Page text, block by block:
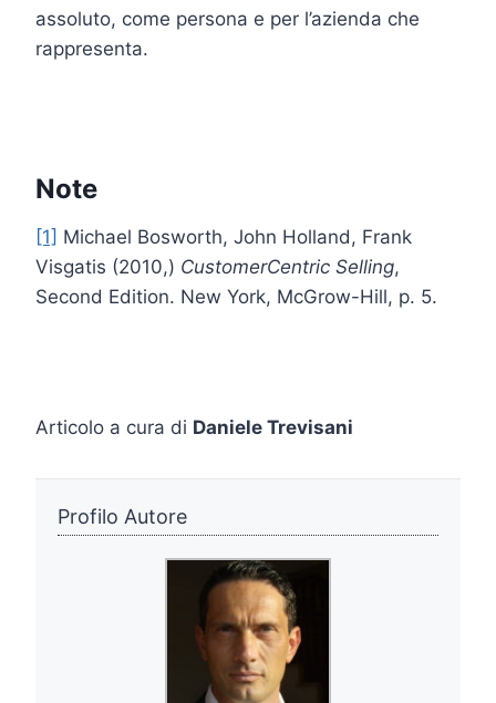
assoluto, come persona e per l’azienda che
rappresenta.
Note
[1] Michael Bosworth, John Holland, Frank
Visgatis (2010,) CustomerCentric Selling,
Second Edition. New York, McGrow-Hill, p. 5.
Articolo a cura di Daniele Trevisani
Profilo Autore